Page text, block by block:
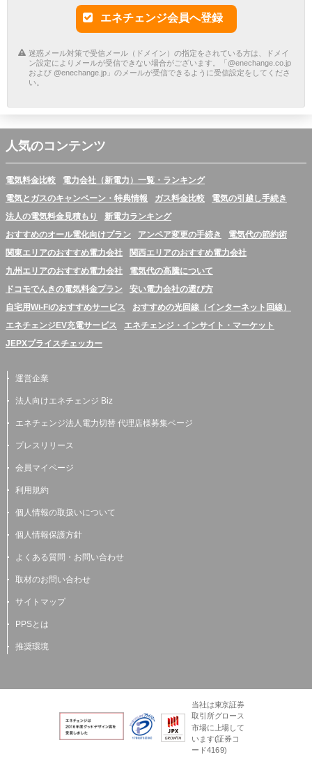
エネチェンジ会員へ登録
迷惑メール対策で受信メール（ドメイン）の指定をされている方は、ドメイ
ン設定によりメールが受信できない場合がございます。「@enechange.co.jp
および @enechange.jp」のメールが受信できるように受信設定をしてくださ
い。
人気のコンテンツ
電気料金比較
電力会社（新電力）一覧・ランキング
電気とガスのキャンペーン・特典情報
ガス料金比較
電気の引越し手続き
法人の電気料金見積もり
新電力ランキング
おすすめのオール電化向けプラン
アンペア変更の手続き
電気代の節約術
関東エリアのおすすめ電力会社
関西エリアのおすすめ電力会社
九州エリアのおすすめ電力会社
電気代の高騰について
ドコモでんきの電気料金プラン
安い電力会社の選び方
自宅用Wi-Fiのおすすめサービス
おすすめの光回線（インターネット回線）
エネチェンジEV充電サービス
エネチェンジ・インサイト・マーケット
JEPXプライスチェッカー
運営企業
法人向けエネチェンジ Biz
エネチェンジ法人電力切替 代理店様募集ページ
プレスリリース
会員マイページ
利用規約
個人情報の取扱いについて
個人情報保護方針
よくある質問・お問い合わせ
取材のお問い合わせ
サイトマップ
PPSとは
推奨環境
当社は東京証券
取引所グロース
市場に上場して
います(証券コ
ード4169)